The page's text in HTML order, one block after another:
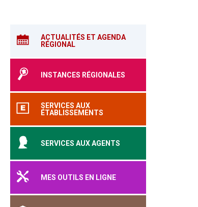
ACTUALITÉS ET AGENDA
RÉGIONAL
INSTANCES RÉGIONALES
SERVICES AUX
ÉTABLISSEMENTS
SERVICES AUX AGENTS
MES OUTILS EN LIGNE